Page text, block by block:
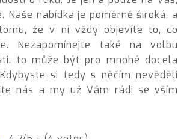
Naše nabídka je poměrně široká, a
že v ní vždy objevíte to, co
Nezapomínejte také na volbu
to může být pro mnohé docela
si tedy s něčím nevěděli
nás a my už Vám rádi se vším